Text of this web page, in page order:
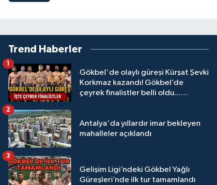
Trend Haberler
Gökbel'de olaylı güreşi Kürşat Şevki
Korkmaz kazandı! Gökbel’de
çeyrek finalistler belli oldu...
1
Antalya'da yıllardır imar bekleyen
mahalleler açıklandı
2
Gelişim Ligi’ndeki Gökbel Yağlı
Güreşleri’nde ilk tur tamamlandı
3